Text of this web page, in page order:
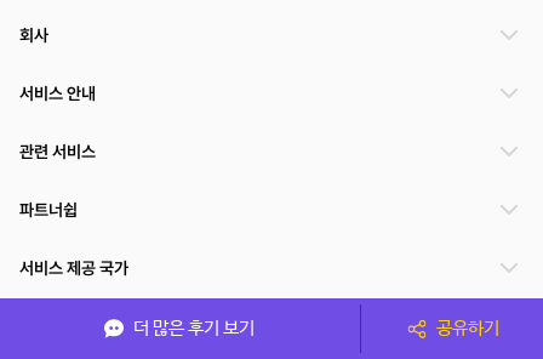
더 많은 후기 보기 공유하기
회사
서비스 안내
관련 서비스
파트너쉽
서비스 제공 국가